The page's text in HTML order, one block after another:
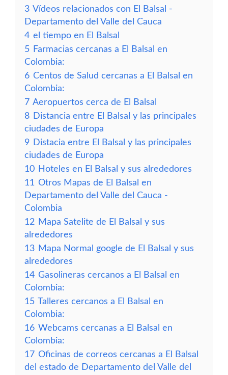
3 Vídeos relacionados con El Balsal -
Departamento del Valle del Cauca
4 el tiempo en El Balsal
5 Farmacias cercanas a El Balsal en
Colombia:
6 Centos de Salud cercanas a El Balsal en
Colombia:
7 Aeropuertos cerca de El Balsal
8 Distancia entre El Balsal y las principales
ciudades de Europa
9 Distacia entre El Balsal y las principales
ciudades de Europa
10 Hoteles en El Balsal y sus alrededores
11 Otros Mapas de El Balsal en
Departamento del Valle del Cauca -
Colombia
12 Mapa Satelite de El Balsal y sus
alrededores
13 Mapa Normal google de El Balsal y sus
alrededores
14 Gasolineras cercanos a El Balsal en
Colombia:
15 Talleres cercanos a El Balsal en
Colombia:
16 Webcams cercanas a El Balsal en
Colombia:
17 Oficinas de correos cercanas a El Balsal
del estado de Departamento del Valle del